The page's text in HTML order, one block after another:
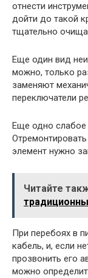
отнести
дойти до такой
тщательно
Еще один вид
можно, только
заменяют
переключатели
Еще одно
элемент нужно
Читайте
При перебоях в
кабель, и, если
прозвонить его
можно